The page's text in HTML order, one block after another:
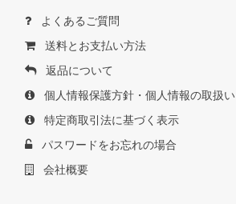
よくあるご質問
送料とお支払い方法
返品について
個人情報保護方針・個人情報の取扱い
特定商取引法に基づく表示
パスワードをお忘れの場合
会社概要